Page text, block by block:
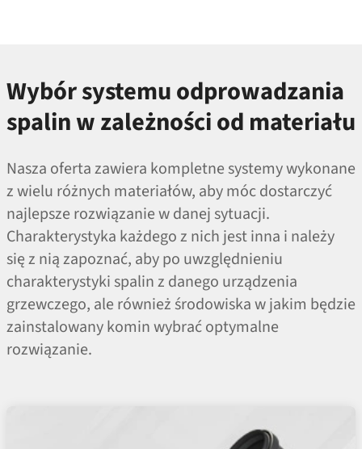
Wybór systemu odprowadzania
spalin w zależności od materiału
Nasza oferta zawiera kompletne systemy wykonane
z wielu różnych materiałów, aby móc dostarczyć
najlepsze rozwiązanie w danej sytuacji.
Charakterystyka każdego z nich jest inna i należy
się z nią zapoznać, aby po uwzględnieniu
charakterystyki spalin z danego urządzenia
grzewczego, ale również środowiska w jakim będzie
zainstalowany komin wybrać optymalne
rozwiązanie.